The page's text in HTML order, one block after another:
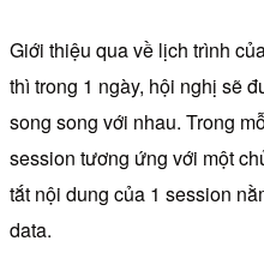
Giới thiệu qua về lịch trình
thì trong 1 ngày, hội nghị sẽ
song song với nhau. Trong
session tương ứng với một
tắt nội dung của 1 session
data.